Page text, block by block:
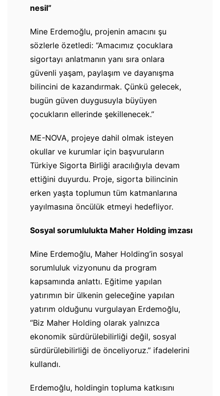
nesil”
Mine Erdemoğlu, projenin amacını şu
sözlerle özetledi: “Amacımız çocuklara
sigortayı anlatmanın yanı sıra onlara
güvenli yaşam, paylaşım ve dayanışma
bilincini de kazandırmak. Çünkü gelecek,
bugün güven duygusuyla büyüyen
çocukların ellerinde şekillenecek.”
ME-NOVA, projeye dahil olmak isteyen
okullar ve kurumlar için başvuruların
Türkiye Sigorta Birliği aracılığıyla devam
ettiğini duyurdu. Proje, sigorta bilincinin
erken yaşta toplumun tüm katmanlarına
yayılmasına öncülük etmeyi hedefliyor.
Sosyal sorumlulukta Maher Holding imzası
Mine Erdemoğlu, Maher Holding’in sosyal
sorumluluk vizyonunu da program
kapsamında anlattı. Eğitime yapılan
yatırımın bir ülkenin geleceğine yapılan
yatırım olduğunu vurgulayan Erdemoğlu,
“Biz Maher Holding olarak yalnızca
ekonomik sürdürülebilirliği değil, sosyal
sürdürülebilirliği de önceliyoruz.” ifadelerini
kullandı.
Erdemoğlu, holdingin topluma katkısını